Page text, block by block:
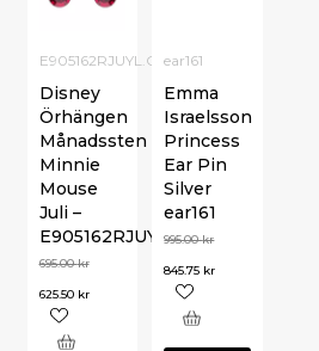
E905162RJUYL.CS
Disney
Örhängen
Månadssten
Minnie
Mouse
Juli –
E905162RJUYL.CS
695.00kr
625.50 kr
ear161
Emma
Israelsson
Princess
Ear Pin
Silver
ear161
995.00kr
845.75 kr